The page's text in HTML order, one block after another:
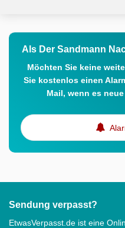
Als Der Sandmann
Möchten Sie keine
Sie kostenlos einen
Mail, wenn es
Sendung verpasst?
EtwasVerpasst.de ist eine